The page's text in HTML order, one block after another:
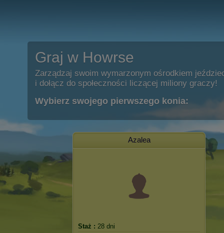
Graj w Howrse
Zarządzaj swoim wymarzonym ośrodkiem
i dołącz do społeczności liczącej miliony graczy!
Wybierz swojego pierwszego konia:
Azalea
Staż : 28 dni